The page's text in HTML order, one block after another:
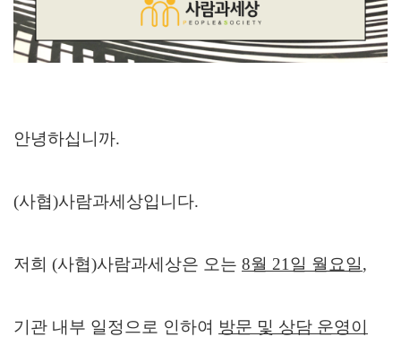
안녕하십니까.
(사협)사람과세상입니다.
저희 (사협)사람과세상은 오는 8월 21일 월요일,
기관 내부 일정으로 인하여 방문 및 상담 운영이